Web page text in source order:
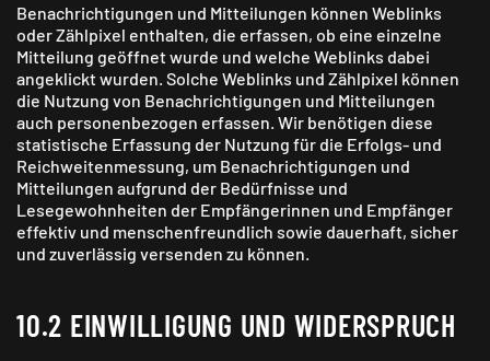
Benachrichtigungen und Mitteilungen können Weblinks
oder Zählpixel enthalten, die erfassen, ob eine einzelne
Mitteilung geöffnet wurde und welche Weblinks dabei
angeklickt wurden. Solche Weblinks und Zählpixel können
die Nutzung von Benachrichtigungen und Mitteilungen
auch personenbezogen erfassen. Wir benötigen diese
statistische Erfassung der Nutzung für die Erfolgs- und
Reichweitenmessung, um Benachrichtigungen und
Mitteilungen aufgrund der Bedürfnisse und
Lesegewohnheiten der Empfängerinnen und Empfänger
effektiv und menschen­freundlich sowie dauerhaft, sicher
und zuverlässig versenden zu können.
10.2 EINWILLIGUNG UND WIDER­SPRUCH